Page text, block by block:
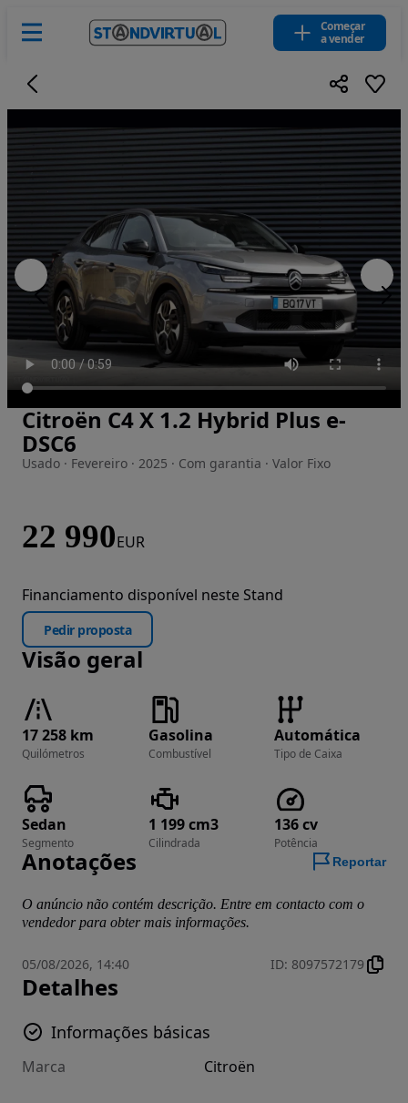
Começar
a vender
Imagem 1 de 28
Citroën C4 X 1.2 Hybrid Plus e-
DSC6
Usado · Fevereiro · 2025 · Com garantia · Valor Fixo
22 990EUR
Financiamento disponível neste Stand
Pedir proposta
Visão geral
17 258 km
Quilómetros
Gasolina
Combustível
Automática
Tipo de Caixa
Sedan
Segmento
1 199 cm3
Cilindrada
136 cv
Potência
Anotações Reportar
O anúncio não contém descrição. Entre em contacto com o
vendedor para obter mais informações.
05/08/2026, 14:40 ID: 8097572179
Detalhes
Informações básicas
Marca Citroën